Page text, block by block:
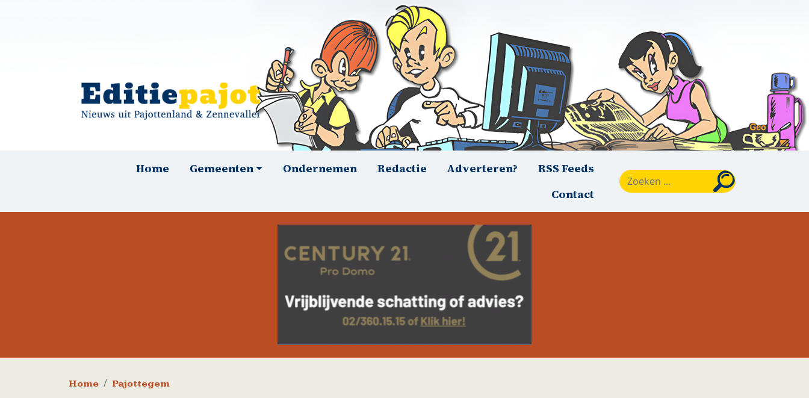
HoofdnavigatieHome Gemeenten Ondernemen Redactie Adverteren?
RSS Feeds
Contact
Kruimelpad
Home Pajottegem